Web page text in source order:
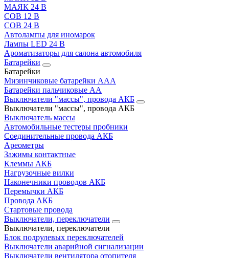
МАЯК 24 В
COB 12 В
COB 24 В
Автолампы для иномарок
Лампы LED 24 B
Ароматизаторы для салона автомобиля
Батарейки
Батарейки
Мизинчиковые батарейки AAA
Батарейки пальчиковые АА
Выключатели "массы", провода АКБ
Выключатели "массы", провода АКБ
Выключатель массы
Автомобильные тестеры пробники
Соединительные провода АКБ
Ареометры
Зажимы контактные
Клеммы АКБ
Нагрузочные вилки
Наконечники проводов АКБ
Перемычки АКБ
Провода АКБ
Стартовые провода
Выключатели, переключатели
Выключатели, переключатели
Блок подрулевых переключателей
Выключатели аварийной сигнализации
Выключатели вентилятора отопителя